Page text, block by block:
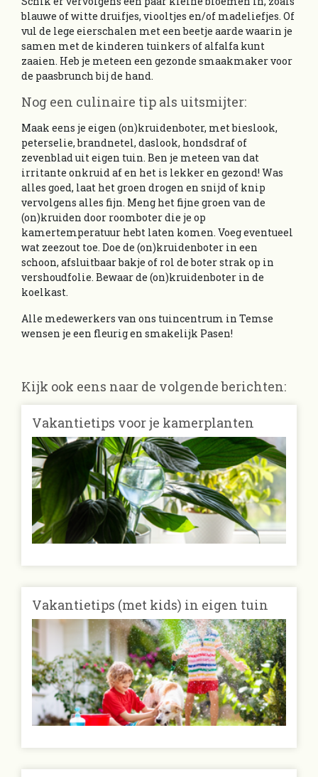
blauwe of witte druifjes, viooltjes en/of madeliefjes. Of
vul de lege eierschalen met een beetje aarde waarin je
samen met de kinderen tuinkers of alfalfa kunt
zaaien. Heb je meteen een gezonde smaakmaker voor
de paasbrunch bij de hand.
Nog een culinaire tip als uitsmijter:
Maak eens je eigen (on)kruidenboter, met bieslook,
peterselie, brandnetel, daslook, hondsdraf of
zevenblad uit eigen tuin. Ben je meteen van dat
irritante onkruid af en het is lekker en gezond! Was
alles goed, laat het groen drogen en snijd of knip
vervolgens alles fijn. Meng het fijne groen van de
(on)kruiden door roomboter die je op
kamertemperatuur hebt laten komen. Voeg eventueel
wat zeezout toe. Doe de (on)kruidenboter in een
schoon, afsluitbaar bakje of rol de boter strak op in
vershoudfolie. Bewaar de (on)kruidenboter in de
koelkast.
Alle medewerkers van ons tuincentrum in Temse
wensen je een fleurig en smakelijk Pasen!
Kijk ook eens naar de volgende berichten:
Vakantietips voor je kamerplanten
Vakantietips (met kids) in eigen tuin